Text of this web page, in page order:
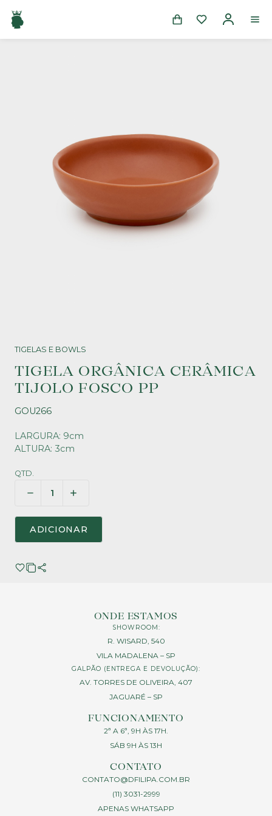
TIGELAS E BOWLS
TIGELA ORGÂNICA CERÂMICA
TIJOLO FOSCO PP
GOU266
LARGURA: 9cm
ALTURA: 3cm
QTD.
ADICIONAR
ONDE ESTAMOS
SHOWROOM:
R. WISARD, 540
VILA MADALENA – SP
GALPÃO (ENTREGA E DEVOLUÇÃO):
AV. TORRES DE OLIVEIRA, 407
JAGUARÉ – SP
FUNCIONAMENTO
2ª A 6ª, 9H ÀS 17H.
SÁB 9H ÀS 13H
CONTATO
CONTATO@DFILIPA.COM.BR
(11) 3031-2999
APENAS WHATSAPP